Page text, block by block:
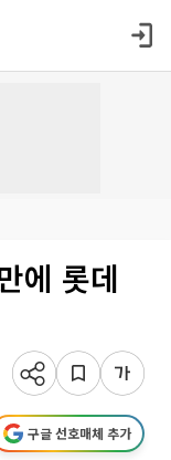
에 롯데
구글 선호매체 추가